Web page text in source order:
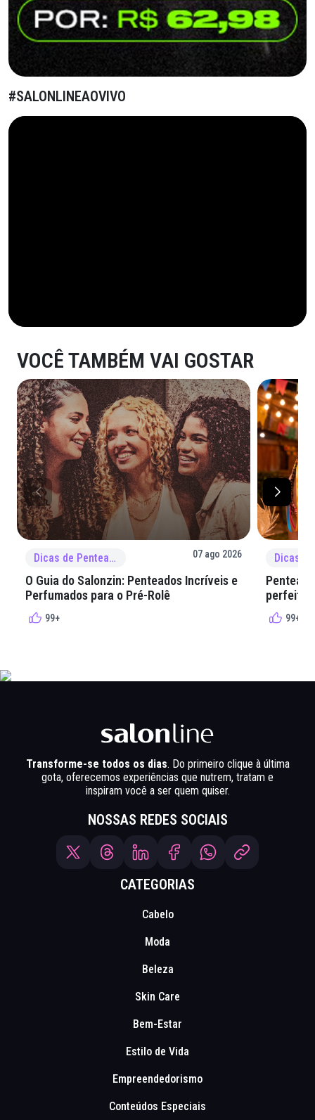
#SALONLINEAOVIVO
VOCÊ TAMBÉM VAI GOSTAR
Dicas de Penteado 07 ago 2026
O Guia do Salonzin: Penteados Incríveis e
Perfumados para o Pré-Rolê
99+
perfeita
99+
Transforme-se todos os dias. Do primeiro clique à última
gota, oferecemos experiências que nutrem, tratam e
inspiram você a ser quem quiser.
NOSSAS REDES SOCIAIS
CATEGORIAS
Cabelo
Moda
Beleza
Skin Care
Bem-Estar
Estilo de Vida
Empreendedorismo
Conteúdos Especiais